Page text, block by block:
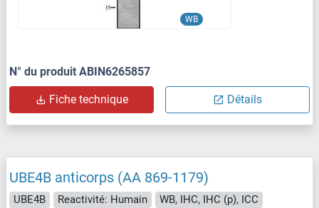
WB
N° du produit ABIN6265857
Fiche technique Détails
UBE4B anticorps (AA 869-1179)
UBE4B Reactivité: Humain
WB, IHC, IHC (p), ICC